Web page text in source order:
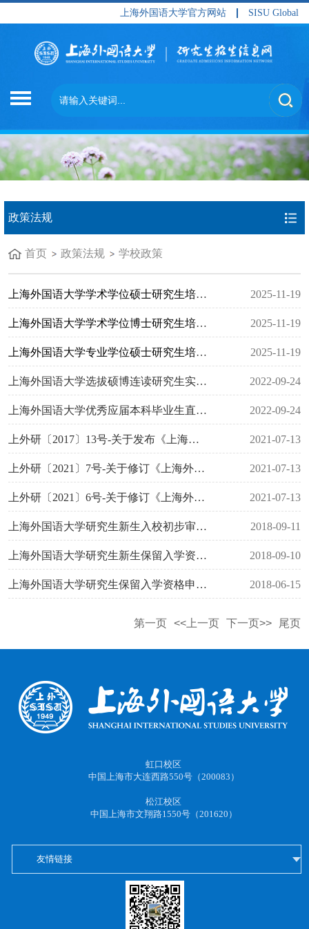
上海外国语大学官方网站 SISU Global
政策法规
首页 政策法规 学校政策
上海外国语大学学术学位硕士研究生培养与学位工作规定（上外研〔... 2025-11-19
上海外国语大学学术学位博士研究生培养与学位工作规定（上外研〔... 2025-11-19
上海外国语大学专业学位硕士研究生培养与学位工作规定（上外研〔... 2025-11-19
上海外国语大学选拔硕博连读研究生实施办法（试行） 2022-09-24
上海外国语大学优秀应届本科毕业生直接攻读博士学位研究生实施办... 2022-09-24
上外研〔2017〕13号-关于发布《上海外国语大学硕士研究生招生工... 2021-07-13
上外研〔2021〕7号-关于修订《上海外国语大学博士研究生招生工作... 2021-07-13
上外研〔2021〕6号-关于修订《上海外国语大学博士研究生招生“申... 2021-07-13
上海外国语大学研究生新生入校初步审查及复查考核办法（上外研〔... 2018-09-11
上海外国语大学研究生新生保留入学资格规定（上外研〔2026〕2号... 2018-09-10
上海外国语大学研究生保留入学资格申请表 2018-06-15
第一页 <<上一页 下一页>> 尾页
虹口校区
中国上海市大连西路550号（200083）
松江校区
中国上海市文翔路1550号（201620）
友情链接